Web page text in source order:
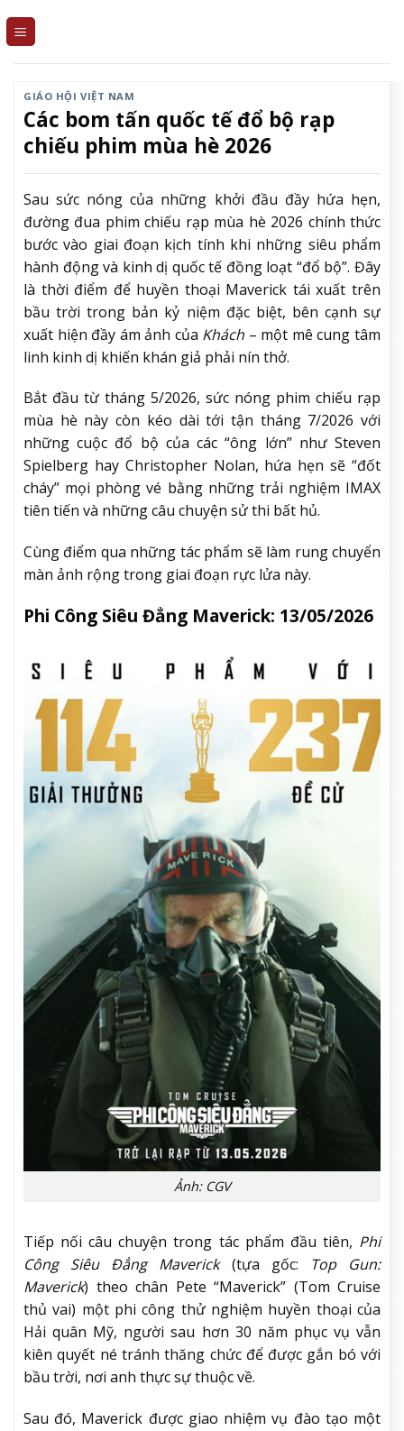
GIÁO HỘI VIỆT NAM
Các bom tấn quốc tế đổ bộ rạp
chiếu phim mùa hè 2026
Sau sức nóng của những khởi đầu đầy hứa hẹn,
đường đua phim chiếu rạp mùa hè 2026 chính thức
bước vào giai đoạn kịch tính khi những siêu phẩm
hành động và kinh dị quốc tế đồng loạt “đổ bộ”. Đây
là thời điểm để huyền thoại Maverick tái xuất trên
bầu trời trong bản kỷ niệm đặc biệt, bên cạnh sự
xuất hiện đầy ám ảnh của Khách – một mê cung tâm
linh kinh dị khiến khán giả phải nín thở.
Bắt đầu từ tháng 5/2026, sức nóng phim chiếu rạp
mùa hè này còn kéo dài tới tận tháng 7/2026 với
những cuộc đổ bộ của các “ông lớn” như Steven
Spielberg hay Christopher Nolan, hứa hẹn sẽ “đốt
cháy” mọi phòng vé bằng những trải nghiệm IMAX
tiên tiến và những câu chuyện sử thi bất hủ.
Cùng điểm qua những tác phẩm sẽ làm rung chuyển
màn ảnh rộng trong giai đoạn rực lửa này.
Phi Công Siêu Đẳng Maverick: 13/05/2026
Ảnh: CGV
Tiếp nối câu chuyện trong tác phẩm đầu tiên, Phi
Công Siêu Đẳng Maverick(tựa gốc: Top Gun:
Maverick) theo chân Pete “Maverick” (Tom Cruise
thủ vai) một phi công thử nghiệm huyền thoại của
Hải quân Mỹ, người sau hơn 30 năm phục vụ vẫn
kiên quyết né tránh thăng chức để được gắn bó với
bầu trời, nơi anh thực sự thuộc về.
Sau đó, Maverick được giao nhiệm vụ đào tạo một